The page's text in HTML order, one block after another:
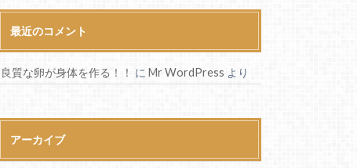
最近のコメント
良質な卵が身体を作る！！ にMr WordPress より
アーカイブ